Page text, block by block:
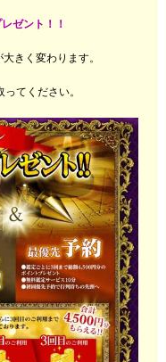
ゼント！！
きく変わります。
てください。